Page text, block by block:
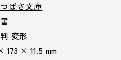
ばさ文庫
変形
173 × 11.5 mm